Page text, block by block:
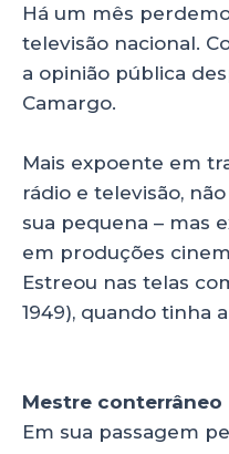
a
ts
A
p
c
e
o
k
k
e
Há um mês
televisão nacional.
a opinião pública
Camargo.
Mais expoente em
rádio e televisão,
sua pequena – mas
em produções
Estreou nas telas
1949), quando tinha
Mestre conterrâneo
Em sua passagem